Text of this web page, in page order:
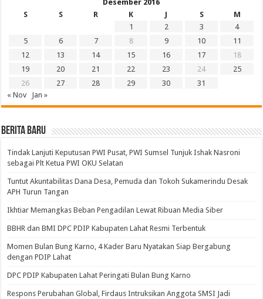
Desember 2016
S
S R K J S
M
1
2 3
4
5
6 7 8 9 10
11
12
13 14 15 16 17
18
19
20 21 22 23 24
25
26
27 28 29 30
31
« Nov
Jan »
BERITA BARU
Tindak Lanjuti Keputusan PWI Pusat, PWI Sumsel Tunjuk Ishak Nasroni
sebagai Plt Ketua PWI OKU Selatan
Tuntut Akuntabilitas Dana Desa, Pemuda dan Tokoh Sukamerindu Desak
APH Turun Tangan
Ikhtiar Memangkas Beban Pengadilan Lewat Ribuan Media Siber
BBHR dan BMI DPC PDIP Kabupaten Lahat Resmi Terbentuk
Momen Bulan Bung Karno, 4 Kader Baru Nyatakan Siap Bergabung
dengan PDIP Lahat
DPC PDIP Kabupaten Lahat Peringati Bulan Bung Karno
Respons Perubahan Global, Firdaus Intruksikan Anggota SMSI Jadi